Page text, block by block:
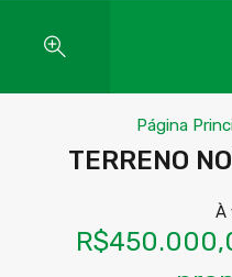
Página
TERRENO
À